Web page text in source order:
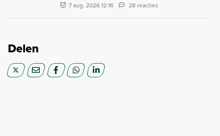
7 aug. 2026 12:16 28 reacties
Delen